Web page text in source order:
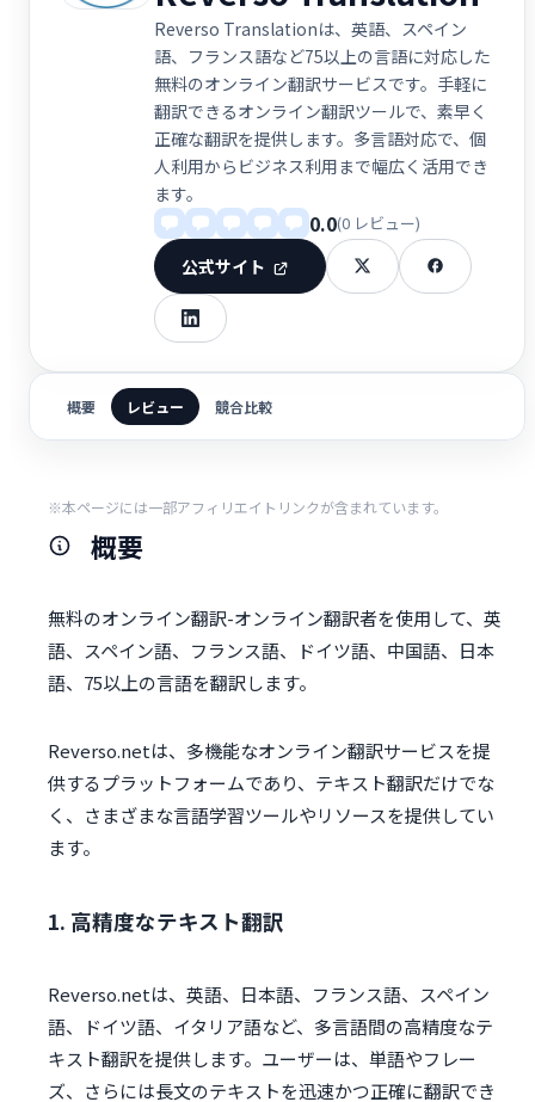
Reverso Translationは、英語、スペイン
語、フランス語など75以上の言語に対応した
無料のオンライン翻訳サービスです。手軽に
翻訳できるオンライン翻訳ツールで、素早く
正確な翻訳を提供します。多言語対応で、個
人利用からビジネス利用まで幅広く活用でき
ます。
0.0(0 レビュー)
公式サイト
概要 レビュー 競合比較
※本ページには一部アフィリエイトリンクが含まれています。
概要
無料のオンライン翻訳-オンライン翻訳者を使用して、英
語、スペイン語、フランス語、ドイツ語、中国語、日本
語、75以上の言語を翻訳します。
Reverso.netは、多機能なオンライン翻訳サービスを提
供するプラットフォームであり、テキスト翻訳だけでな
く、さまざまな言語学習ツールやリソースを提供してい
ます。
1. 高精度なテキスト翻訳
Reverso.netは、英語、日本語、フランス語、スペイン
語、ドイツ語、イタリア語など、多言語間の高精度なテ
キスト翻訳を提供します。ユーザーは、単語やフレー
ズ、さらには長文のテキストを迅速かつ正確に翻訳でき